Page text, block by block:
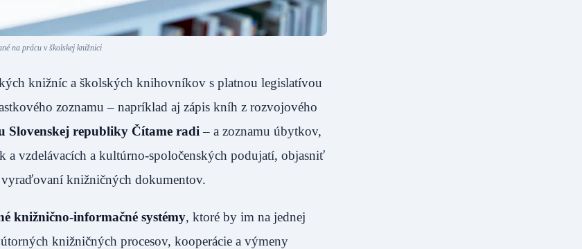
na prácu v školskej knižnici
knižníc a školských knihovníkov s platnou legislatívou
zoznamu – napríklad aj zápis kníh z rozvojového
Slovenskej republiky Čítame radi – a zoznamu úbytkov,
vzdelávacích a kultúrno-spoločenských podujatí, objasniť
knižničných dokumentov.
knižnično-informačné systémy, ktoré by im na jednej
knižničných procesov, kooperácie a výmeny